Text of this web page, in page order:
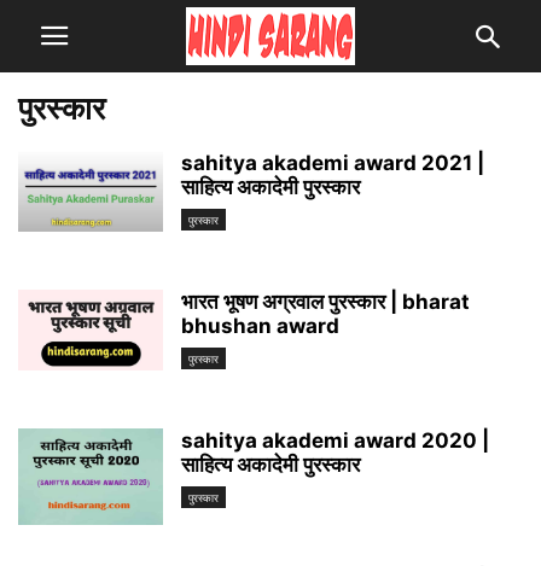
पुरस्कार
sahitya akademi award 2021 |
साहित्य अकादेमी पुरस्कार
पुरस्कार
भारत भूषण अग्रवाल पुरस्कार | bharat
bhushan award
पुरस्कार
sahitya akademi award 2020 |
साहित्य अकादेमी पुरस्कार
पुरस्कार